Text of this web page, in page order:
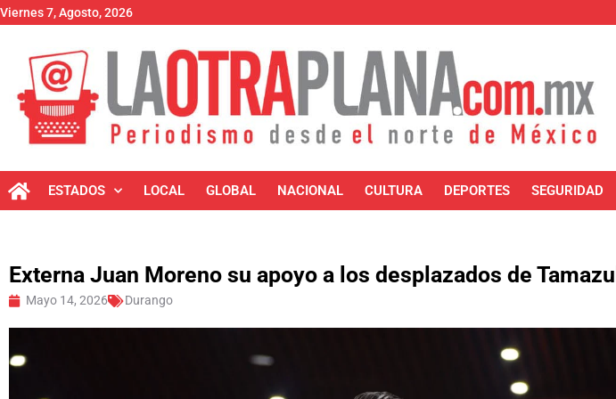
Viernes 7, Agosto, 2026
ESTADOS LOCAL GLOBAL NACIONAL CULTURA DEPORTES SEGURIDAD
Externa Juan Moreno su apoyo a los desplazados de
Mayo 14, 2026 Durango